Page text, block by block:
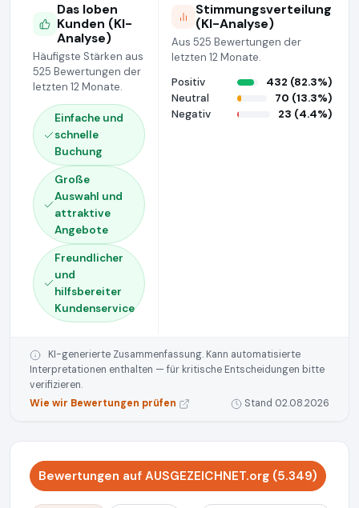
Das loben
Kunden (KI-
Analyse)
Häufigste Stärken aus
525 Bewertungen der
letzten 12 Monate.
Einfache und
schnelle
Buchung
Große
Auswahl und
attraktive
Angebote
Freundlicher
und
hilfsbereiter
Kundenservice
Stimmungsverteilung
(KI-Analyse)
Aus 525 Bewertungen der
letzten 12 Monate.
Positiv
432 (82.3%)
Neutral
70 (13.3%)
Negativ
23 (4.4%)
KI-generierte Zusammenfassung. Kann automatisierte
Interpretationen enthalten — für kritische Entscheidungen bitte
verifizieren.
Wie wir Bewertungen prüfen
Stand 02.08.2026
Bewertungen auf AUSGEZEICHNET.org (5.349)